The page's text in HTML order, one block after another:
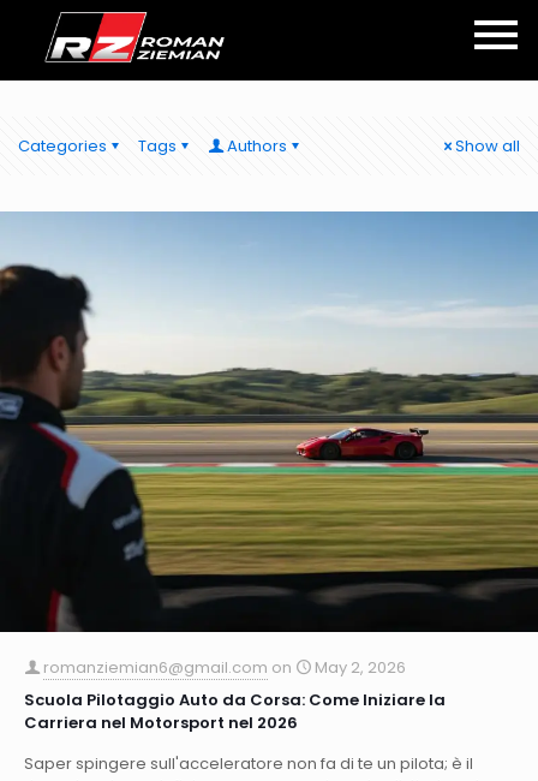
Categories Tags Authors Show all
romanziemian6@gmail.com on
May 2, 2026
Scuola Pilotaggio Auto da Corsa: Come Iniziare la
Carriera nel Motorsport nel 2026
Saper spingere sull'acceleratore non fa di te un pilota; è il